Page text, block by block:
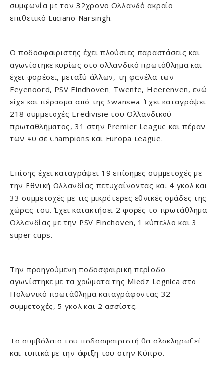
συμφωνία με τον 32χρονο Ολλανδό ακραίο
επιθετικό Luciano Narsingh.
Ο ποδοσφαιριστής έχει πλούσιες παραστάσεις και
αγωνίστηκε κυρίως στο ολλανδικό πρωτάθλημα και
έχει φορέσει, μεταξύ άλλων, τη φανέλα των
Feyenoord, PSV Eindhoven, Τwente, Heerenven, ενώ
είχε και πέρασμα από της Swansea. Έχει καταγράψει
218 συμμετοχές Eredivisie του Ολλανδικού
πρωταθλήματος, 31 στην Premier League και πέραν
των 40 σε Champions και Europa League.
Επίσης έχει καταγράψει 19 επίσημες συμμετοχές με
την Εθνική Ολλανδίας πετυχαίνοντας και 4 γκολ και
33 συμμετοχές με τις μικρότερες εθνικές ομάδες της
χώρας του. Έχει κατακτήσει 2 φορές το πρωτάθλημα
Ολλανδίας με την PSV Eindhoven, 1 κύπελλο και 3
super cups.
Την προηγούμενη ποδοσφαιρική περίοδο
αγωνίστηκε με τα χρώματα της Miedz Legnica στο
Πολωνικό πρωτάθλημα καταγράφοντας 32
συμμετοχές, 5 γκολ και 2 ασσίστς.
Το συμβόλαιο του ποδοσφαιριστή θα ολοκληρωθεί
και τυπικά με την άφιξη του στην Κύπρο.